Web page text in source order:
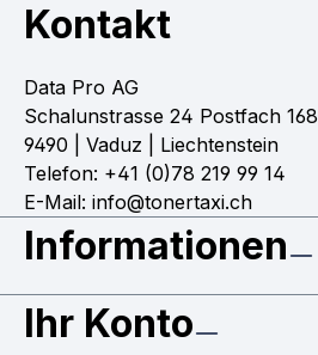
Kontakt
Data Pro AG
Schalunstrasse 24 Postfach 168
9490 | Vaduz | Liechtenstein
Telefon: +41 (0)78 219 99 14
E-Mail: info@tonertaxi.ch
Informationen
Ihr Konto